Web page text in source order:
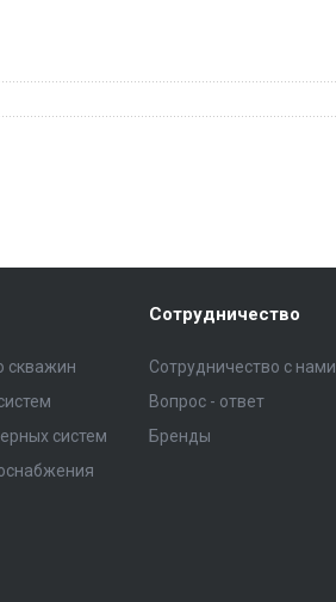
скважин
систем
Сотрудничество
Сотрудничество с нами
Вопрос - ответ
Бренды